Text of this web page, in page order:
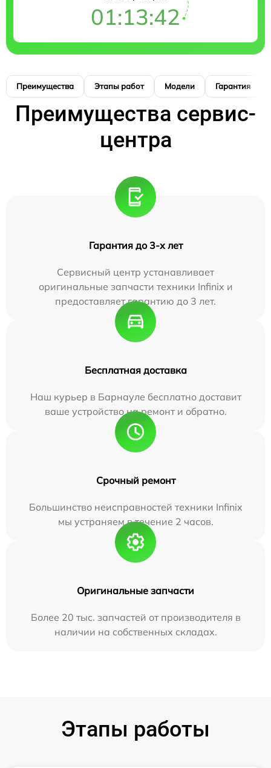
01:13:42
Преимущества Этапы работ Модели Гарантия
Преимущества сервис-
центра
Гарантия до 3-х лет
Сервисный центр устанавливает
оригинальные запчасти техники Infinix и
предоставляет гарантию до 3 лет.
Бесплатная доставка
Наш курьер в Барнауле бесплатно доставит
ваше устройство на ремонт и обратно.
Срочный ремонт
Большинство неисправностей техники Infinix
мы устраняем в течение 2 часов.
Оригинальные запчасти
Более 20 тыс. запчастей от производителя в
наличии на собственных складах.
Этапы работы